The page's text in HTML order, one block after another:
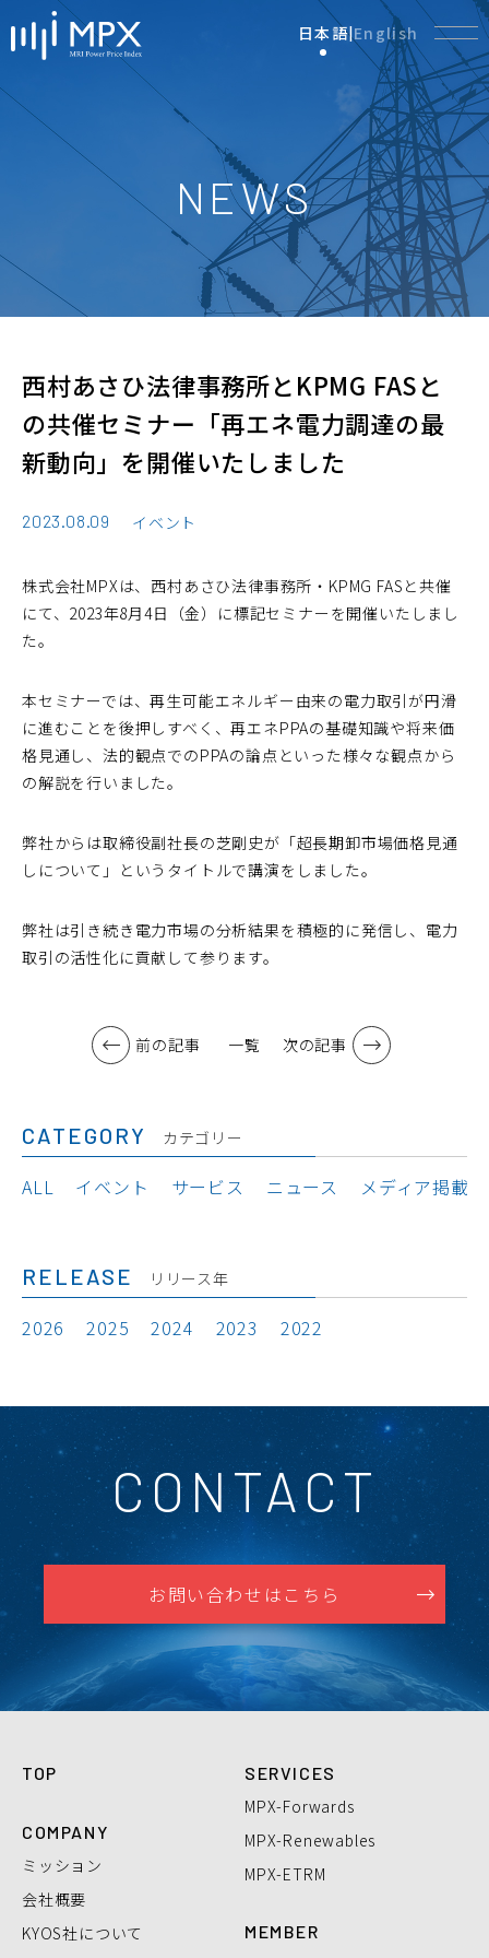
日本語|English
NEWS
西村あさひ法律事務所とKPMG FASと
の共催セミナー「再エネ電力調達の最
新動向」を開催いたしました
2023.08.09 イベント
株式会社MPXは、西村あさひ法律事務所・KPMG FASと共催
にて、2023年8月4日（金）に標記セミナーを開催いたしまし
た。
本セミナーでは、再生可能エネルギー由来の電力取引が円滑
に進むことを後押しすべく、再エネPPAの基礎知識や将来価
格見通し、法的観点でのPPAの論点といった様々な観点から
の解説を行いました。
弊社からは取締役副社長の芝剛史が「超長期卸市場価格見通
しについて」というタイトルで講演をしました。
弊社は引き続き電力市場の分析結果を積極的に発信し、電力
取引の活性化に貢献して参ります。
前の記事 一覧 次の記事
CATEGORY カテゴリー
ALL イベント サービス ニュース メディア掲載
RELEASE リリース年
2026 2025 2024 2023 2022
CONTACT
お問い合わせはこちら
TOP
COMPANY
ミッション
会社概要
KYOS社について
SERVICES
MPX-Forwards
MPX-Renewables
MPX-ETRM
MEMBER